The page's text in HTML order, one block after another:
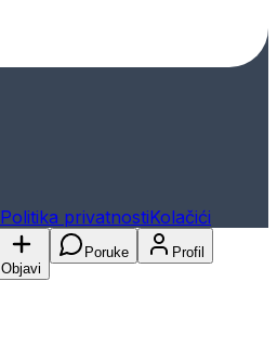
Politika privatnostiKolačići
Objavi
Poruke Profil